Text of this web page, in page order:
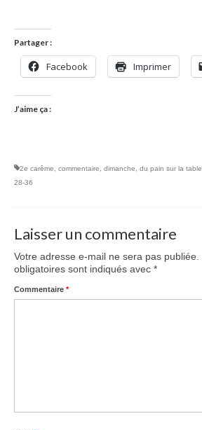
Partager :
Facebook Imprimer
J’aime ça :
2e carême commentaire dimanche du pain sur la table
28-36
Laisser un commentaire
Votre adresse e-mail ne sera pas publiée.
obligatoires sont indiqués avec *
Commentaire *